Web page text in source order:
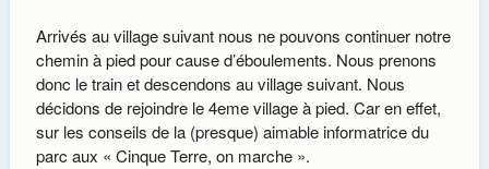
Arrivés au village suivant nous ne pouvons continuer notre
chemin à pied pour cause d’éboulements. Nous prenons
donc le train et descendons au village suivant. Nous
décidons de rejoindre le 4eme village à pied. Car en effet,
sur les conseils de la (presque) aimable informatrice du
parc aux « Cinque Terre, on marche ».